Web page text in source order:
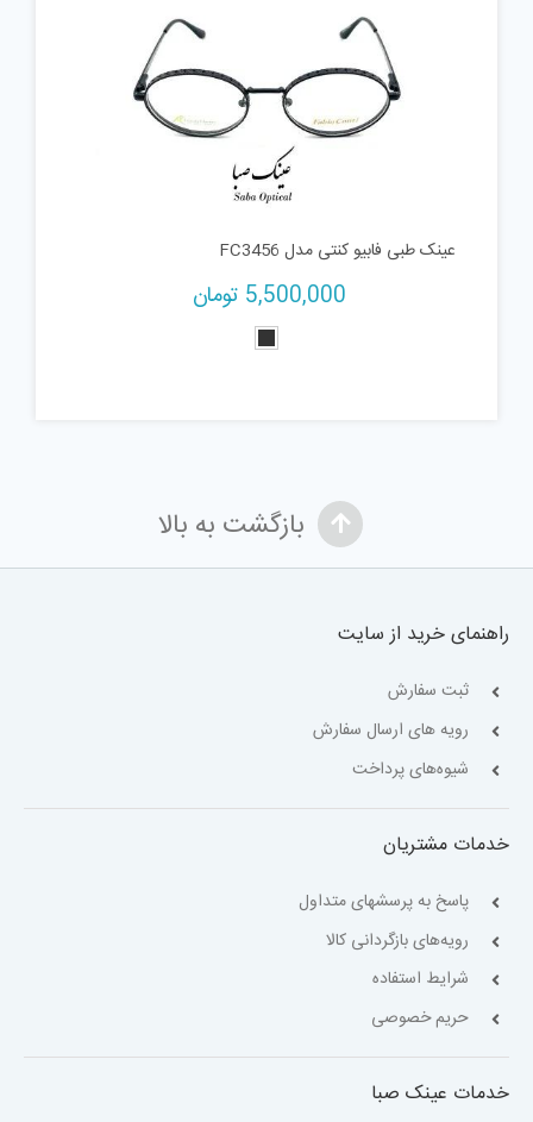
عینک طبی فابیو کنتی مدل FC3456
5,500,000 تومان
بازگشت به بالا
راهنمای خرید از سایت
ثبت سفارش
رویه های ارسال سفارش
شیوه‌های پرداخت
خدمات مشتریان
پاسخ به پرسشهای متداول
رویه‌های بازگردانی کالا
شرایط استفاده
حریم خصوصی
خدمات عینک صبا